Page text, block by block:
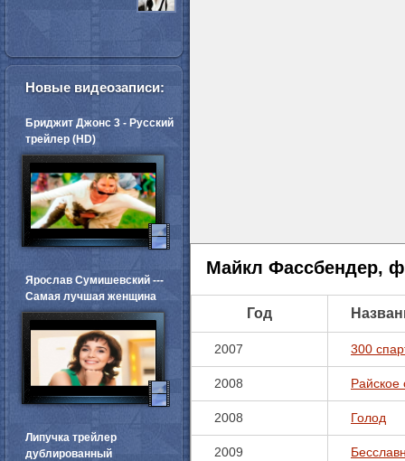
Майкл Фассбендер,
Год
2007 300
2008 Райское
2008 Голод
2009
Новые видеозаписи:
Бриджит Джонс 3 - Русский
трейлер (HD)
Ярослав Сумишевский ---
Самая лучшая женщина
Липучка трейлер
дублированный